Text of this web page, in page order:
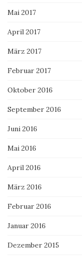
Mai 2017
April 2017
März 2017
Februar 2017
Oktober 2016
September 2016
Juni 2016
Mai 2016
April 2016
März 2016
Februar 2016
Januar 2016
Dezember 2015